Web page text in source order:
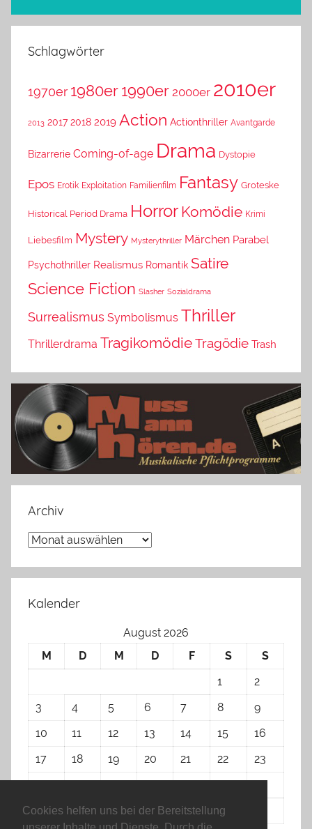
Cookies helfen uns bei der Bereitstellung
Schlagwörter
1970er 1980er 1990er 2000er 2010er
2013 2017 2018 2019 Action Actionthriller Avantgarde
Bizarrerie Coming-of-age Drama Dystopie
Epos Erotik Exploitation Familienfilm Fantasy Groteske
Historical Period Drama Horror Komödie Krimi
Liebesfilm Mystery Mysterythriller Märchen Parabel
Psychothriller Realismus Romantik Satire
Science Fiction Slasher Sozialdrama
Surrealismus Symbolismus Thriller
Thrillerdrama TragikomödieTragödie Trash
Archiv
Archiv
Kalender
August 2026
M
D M D F S
S
1
2
3
4 5 6 7 8
9
10
11 12 13 14 15
16
17
18 19 20 21 22
23
24
25 26 27 28 29
30
31